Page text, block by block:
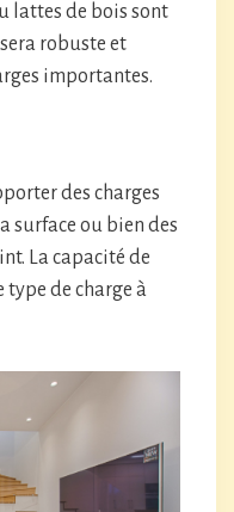
lattes de bois sont
robuste et
importantes.
des charges
surface ou bien des
La capacité de
type de charge à